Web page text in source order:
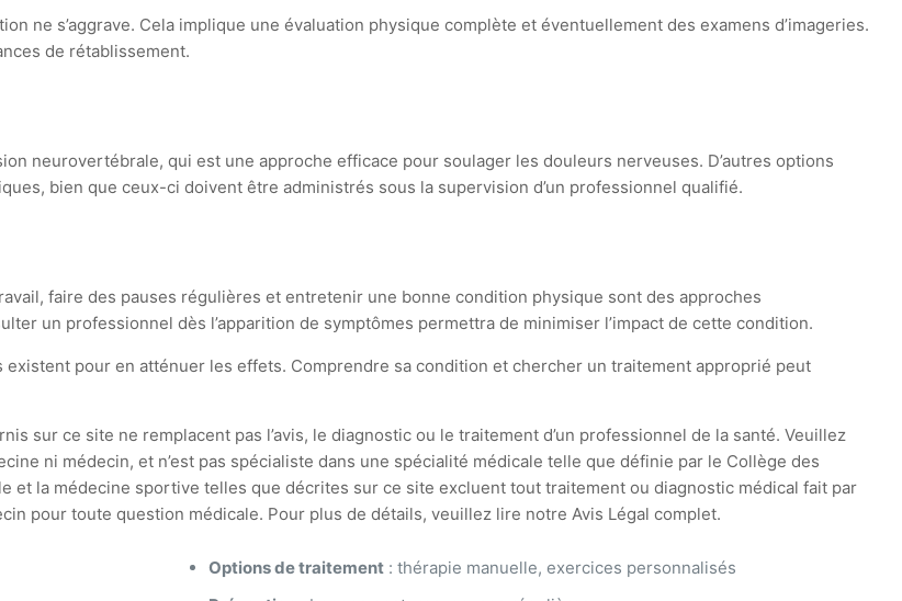
ne s’aggrave. Cela implique une évaluation physique complète et éventuellement des examens d’imageries.
de rétablissement.
neurovertébrale, qui est une approche efficace pour soulager les douleurs nerveuses. D’autres options
bien que ceux-ci doivent être administrés sous la supervision d’un professionnel qualifié.
faire des pauses régulières et entretenir une bonne condition physique sont des approches
un professionnel dès l’apparition de symptômes permettra de minimiser l’impact de cette condition.
pour en atténuer les effets. Comprendre sa condition et chercher un traitement approprié peut
sur ce site ne remplacent pas l’avis, le diagnostic ou le traitement d’un professionnel de la santé. Veuillez
ni médecin, et n’est pas spécialiste dans une spécialité médicale telle que définie par le Collège des
et la médecine sportive telles que décrites sur ce site excluent tout traitement ou diagnostic médical fait par
pour toute question médicale. Pour plus de détails, veuillez lire notre Avis Légal complet.
Options de traitement: thérapie manuelle, exercices personnalisés